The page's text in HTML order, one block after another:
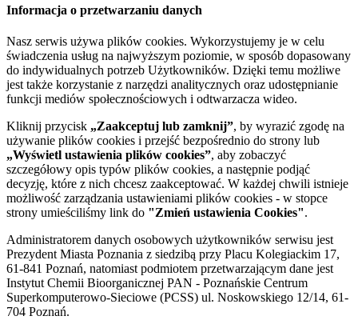
Informacja o przetwarzaniu danych
Nasz serwis używa plików cookies. Wykorzystujemy je w celu
świadczenia usług na najwyższym poziomie, w sposób dopasowany
do indywidualnych potrzeb Użytkowników. Dzięki temu możliwe
jest także korzystanie z narzędzi analitycznych oraz udostępnianie
funkcji mediów społecznościowych i odtwarzacza wideo.
Kliknij przycisk „Zaakceptuj lub zamknij”, by wyrazić zgodę na
używanie plików cookies i przejść bezpośrednio do strony lub
„Wyświetl ustawienia plików cookies”, aby zobaczyć
szczegółowy opis typów plików cookies, a następnie podjąć
decyzję, które z nich chcesz zaakceptować. W każdej chwili istnieje
możliwość zarządzania ustawieniami plików cookies - w stopce
strony umieściliśmy link do "Zmień ustawienia Cookies".
Administratorem danych osobowych użytkowników serwisu jest
Prezydent Miasta Poznania z siedzibą przy Placu Kolegiackim 17,
61-841 Poznań, natomiast podmiotem przetwarzającym dane jest
Instytut Chemii Bioorganicznej PAN - Poznańskie Centrum
Superkomputerowo-Sieciowe (PCSS) ul. Noskowskiego 12/14, 61-
704 Poznań.